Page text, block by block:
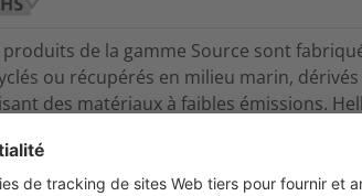
produits de la gamme Source sont
ou récupérés en milieu marin,
des matériaux à faibles émissions.
conçues pour réduire les déchets
se concentre sur des solutions